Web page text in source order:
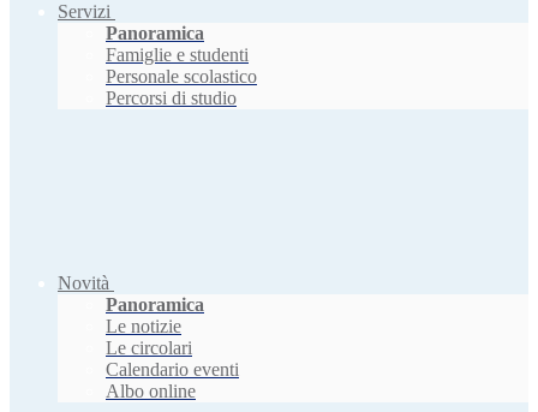
Servizi
Panoramica
Famiglie e studenti
Personale scolastico
Percorsi di studio
Novità
Panoramica
Le notizie
Le circolari
Calendario eventi
Albo online